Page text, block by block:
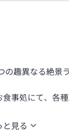
趣異なる絶景
事処にて、各